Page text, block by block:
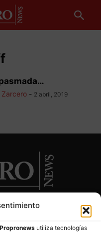
Propronewsutiliza tecnologías
Zarcero - 2 abril, 2019